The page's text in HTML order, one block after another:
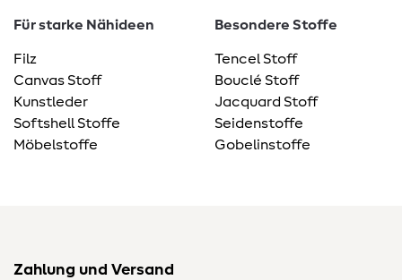
Für starke Nähideen
Filz
Canvas Stoff
Kunstleder
Softshell Stoffe
Möbelstoffe
Besondere Stoffe
Tencel Stoff
Bouclé Stoff
Jacquard Stoff
Seidenstoffe
Gobelinstoffe
Zahlung und Versand